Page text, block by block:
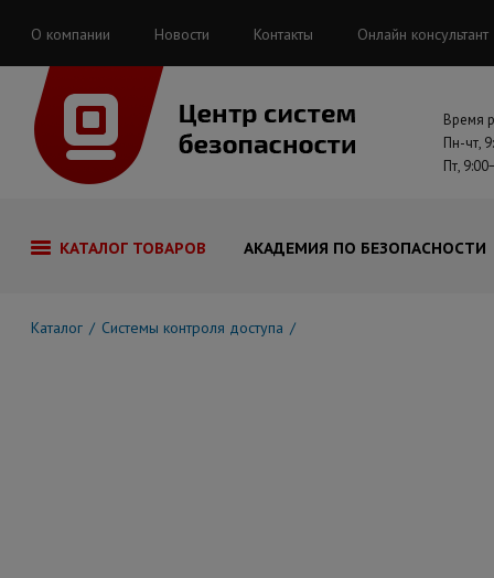
О компании Новости Контакты Онлайн консультант
Время
Пн-чт,
Пт,
КАТАЛОГ ТОВАРОВ АКАДЕМИЯ ПО БЕЗОПАСНОСТИ
Каталог Системы контроля доступа